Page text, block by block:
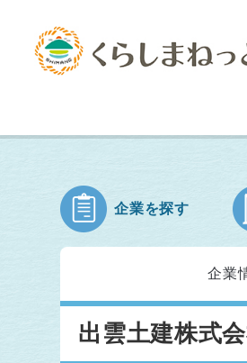
企業を探す
企業
出雲土建株式